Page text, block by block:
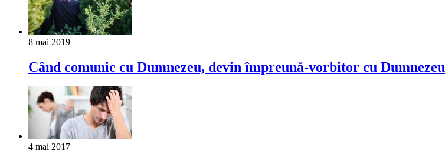
8 mai 2019
Când comunic cu Dumnezeu, devin împreună-vorbitor cu Dumnezeu
4 mai 2017